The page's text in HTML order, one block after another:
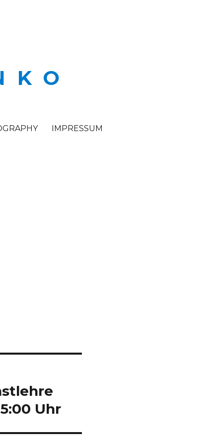
IMPRESSUM
Uhr